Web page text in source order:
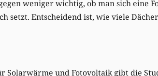
weniger wichtig, ob man sich eine
setzt. Entscheidend ist, wie viele
Solarwärme und Fotovoltaik gibt die